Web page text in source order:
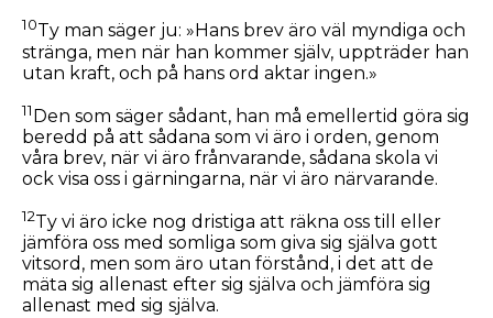
10Ty man säger ju: »Hans brev äro väl myndiga och
stränga, men när han kommer själv, uppträder han
utan kraft, och på hans ord aktar ingen.»
11Den som säger sådant, han må emellertid göra sig
beredd på att sådana som vi äro i orden, genom
våra brev, när vi äro frånvarande, sådana skola vi
ock visa oss i gärningarna, när vi äro närvarande.
12Ty vi äro icke nog dristiga att räkna oss till eller
jämföra oss med somliga som giva sig själva gott
vitsord, men som äro utan förstånd, i det att de
mäta sig allenast efter sig själva och jämföra sig
allenast med sig själva.